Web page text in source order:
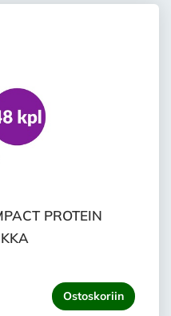
PROTEIN
Ostoskoriin